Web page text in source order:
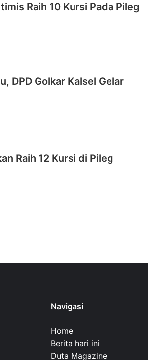
Raih 10 Kursi Pada Pileg
DPD Golkar Kalsel Gelar
Raih 12 Kursi di Pileg
Navigasi
Home
Berita hari ini
Duta Magazine